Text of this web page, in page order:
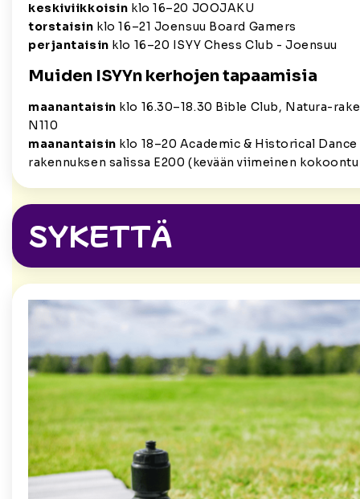
keskiviikkoisin klo 16–20 JOOJAKU
torstaisin klo 16–21 Joensuu Board Gamers
perjantaisin klo 16–20 ISYY Chess Club - Joensuu
Muiden ISYYn kerhojen tapaamisia
maanantaisin klo 16.30–18.30 Bible Club, Natura-
N110
maanantaisin klo 18–20 Academic & Historical
rakennuksen salissa E200 (kevään viimeinen
SYKETTÄ